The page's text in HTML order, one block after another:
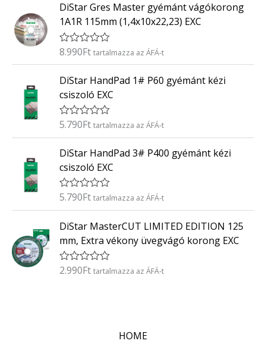
/
5
é
k
e
l
é
s
:
/
5
DiStar Gres Master gyémánt vágókorong
1A1R 115mm (1,4x10x22,23) EXC
É
é
e
l
é
s
:
/
5
8.990Ft tartalmazza az ÁFÁ-t
DiStar HandPad 1# P60 gyémánt kézi
csiszoló EXC
É
é
e
l
s
:
/
5
5.790Ft tartalmazza az ÁFÁ-t
DiStar HandPad 3# P400 gyémánt kézi
csiszoló EXC
É
é
e
l
é
s
5.790Ft tartalmazza az ÁFÁ-t
DiStar MasterCUT LIMITED EDITION 125
mm, Extra vékony üvegvágó korong EXC
É
2.990Ft tartalmazza az ÁFÁ-t
HOME